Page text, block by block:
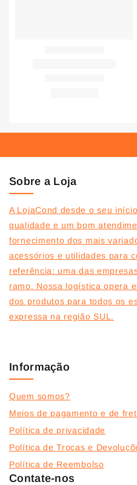
Sobre a Loja
A LojaCond desde o seu
qualidade e um bom
fornecimento dos mais
acessórios e utilidades para
referência: uma das
ramo. Nossa logística opera
dos produtos para todos os
expressa na região SUL.
Informação
Quem somos?
Meios de pagamento e de
Política de privacidade
Política de Trocas e
Política de Reembolso
Contate-nos